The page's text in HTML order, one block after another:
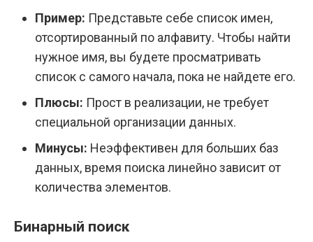
Пример: Представьте себе список имен,
отсортированный по алфавиту. Чтобы найти
нужное имя, вы будете просматривать
список с самого начала, пока не найдете его.
Плюсы: Прост в реализации, не требует
специальной организации данных.
Минусы: Неэффективен для больших баз
данных, время поиска линейно зависит от
количества элементов.
Бинарный поиск